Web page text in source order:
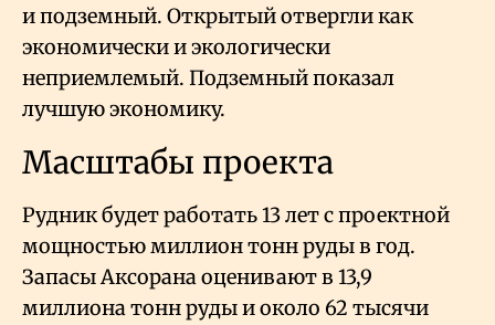
и подземный. Открытый отвергли как
экономически и экологически
неприемлемый. Подземный показал
лучшую экономику.
Масштабы проекта
Рудник будет работать 13 лет с проектной
мощностью миллион тонн руды в год.
Запасы Аксорана оценивают в 13,9
миллиона тонн руды и около 62 тысячи